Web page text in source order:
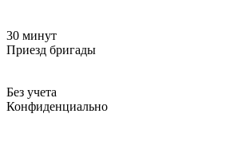
30 минут
Приезд бригады
Без учета
Конфиденциально